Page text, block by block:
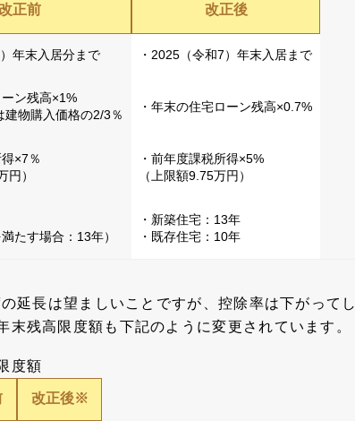
正前 改正後
年末入居分まで ・2025（令和7）年末入居まで
ーン残高×1%
建物購入価格の2/3％
・年末の住宅ローン残高×0.7%
×7％
円）
・前年度課税所得×5%
（上限額9.75万円）
たす場合：13年）
・新築住宅：13年
・既存住宅：10年
延長は望ましいことですが、控除率は下がってし
末残高限度額も下記のように変更されています。
度額
改正後※